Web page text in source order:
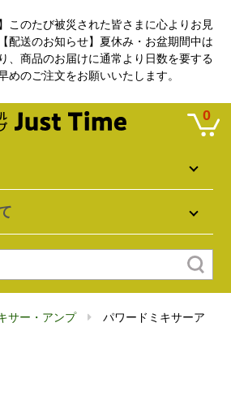
このたび被災された皆さまに心よりお見
送のお知らせ】夏休み・お盆期間中は
、商品のお届けに通常より日数を要する
めのご注文をお願いいたします。
0
サー・アンプ
パワードミキサーア